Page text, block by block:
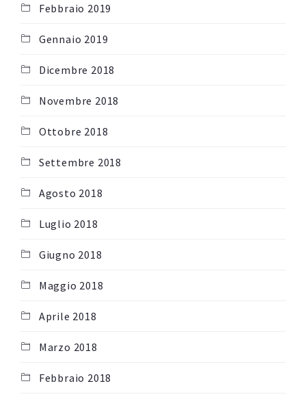
Febbraio 2019
Gennaio 2019
Dicembre 2018
Novembre 2018
Ottobre 2018
Settembre 2018
Agosto 2018
Luglio 2018
Giugno 2018
Maggio 2018
Aprile 2018
Marzo 2018
Febbraio 2018